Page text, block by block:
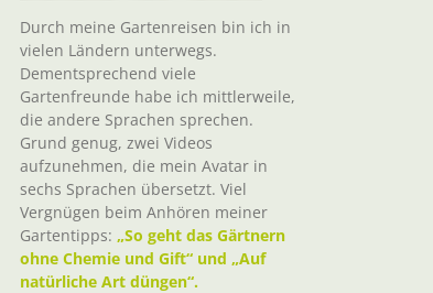
Durch meine Gartenreisen bin ich in
vielen Ländern unterwegs.
Dementsprechend viele
Gartenfreunde habe ich mittlerweile,
die andere Sprachen sprechen.
Grund genug, zwei Videos
aufzunehmen, die mein Avatar in
sechs Sprachen übersetzt. Viel
Vergnügen beim Anhören meiner
Gartentipps: „So geht das Gärtnern
ohne Chemie und Gift“ und „Auf
natürliche Art düngen“.